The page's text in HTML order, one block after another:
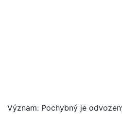
Význam: Pochybný je